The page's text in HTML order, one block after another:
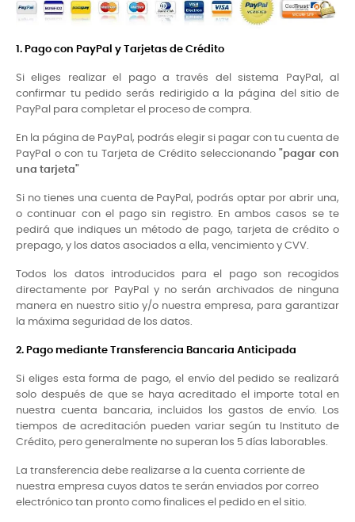
1. Pago con PayPal y Tarjetas de Crédito
Si eliges realizar el pago a través del sistema PayPal, al
confirmar tu pedido serás redirigido a la página del sitio de
PayPal para completar el proceso de compra.
En la página de PayPal, podrás elegir si pagar con tu cuenta de
PayPal o con tu Tarjeta de Crédito seleccionando
"pagar con
una tarjeta"
Si no tienes una cuenta de PayPal, podrás optar por abrir una,
o continuar con el pago sin registro. En ambos casos se te
pedirá que indiques un método de pago, tarjeta de crédito o
prepago, y los datos asociados a ella, vencimiento y CVV.
Todos los datos introducidos para el pago son recogidos
directamente por PayPal y no serán archivados de ninguna
manera en nuestro sitio y/o nuestra empresa, para garantizar
la máxima seguridad de los datos.
2. Pago mediante Transferencia Bancaria Anticipada
Si eliges esta forma de pago, el envío del pedido se realizará
solo después de que se haya acreditado el importe total en
nuestra cuenta bancaria, incluidos los gastos de envío. Los
tiempos de acreditación pueden variar según tu Instituto de
Crédito, pero generalmente no superan los 5 días laborables.
La transferencia debe realizarse a la cuenta corriente de
nuestra empresa cuyos datos te serán enviados por correo
electrónico tan pronto como finalices el pedido en el sitio.